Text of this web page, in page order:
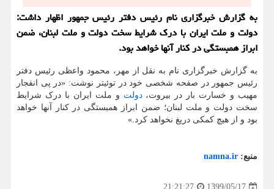
به گزارش خبرگزاری نام رئیس دفتر رئیس جمهور اظهار داشت:
دولت و ملت ایران با درك شرایط سخت دولت و ملت لبنان، ضمن
ابراز همبستگی در كنار آنها خواهد بود.
به گزارش خبرگزاری نام به نقل از مهر، محمود واعظی رئیس دفتر
رئیس جمهور در صفحه شخصی خود در توئیتر نوشت: «در پی انفجار
مهیب و خسارت بار در بیروت،دولت و ملت ایران با درک شرایط
سخت دولت و ملت لبنان؛ ضمن ابراز همبستگی در کنار آنها خواهد
بود و از هیچ کمکی دریغ نخواهد کرد.»
منبع: namna.ir
1399/05/17
21:21:27